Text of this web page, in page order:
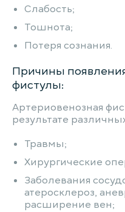
Слабость;
Тошнота;
Потеря сознания.
Причины
фистулы:
Артериовенозная
результате
Травмы;
Хирургические
Заболевания
атеросклероз,
расширение вен;